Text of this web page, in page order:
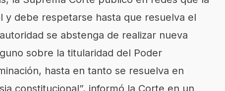
y debe respetarse hasta que resuelva el
se abstenga de realizar nueva
sobre la titularidad del Poder
hasta en tanto se resuelva en
constitucional”, informó la Corte en un